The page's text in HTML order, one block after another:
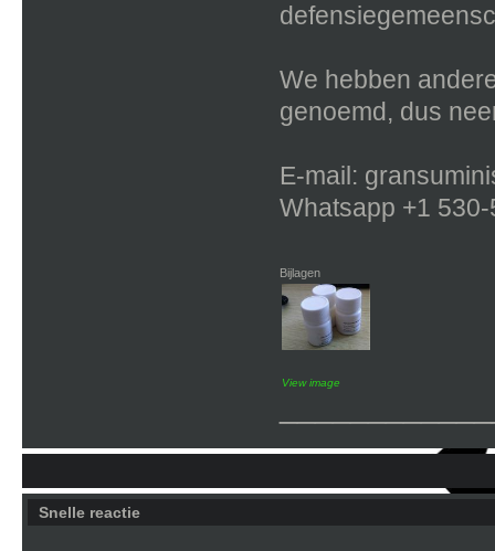
We hebben
genoemd, dus
E-mail:
Whatsapp +1
Bijlagen
View image
Snelle reactie